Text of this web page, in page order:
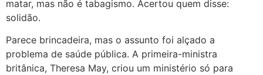
matar, mas não é tabagismo. Acertou quem disse:
solidão.
Parece brincadeira, mas o assunto foi alçado a
problema de saúde pública. A primeira-ministra
britânica, Theresa May, criou um ministério só para